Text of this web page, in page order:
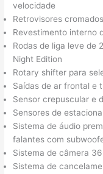
velocidade
Retrovisores
Revestimento interno
Rodas de liga leve de
Night Edition
Rotary shifter para
Saídas de ar frontal e
Sensor crepuscular e
Sensores de
Sistema de áudio
falantes com
Sistema de câmera
Sistema de